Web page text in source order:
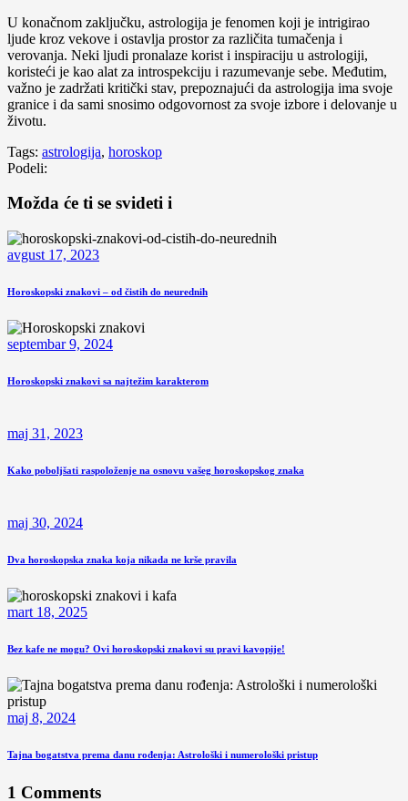
U konačnom zaključku, astrologija je fenomen koji je intrigirao
ljude kroz vekove i ostavlja prostor za različita tumačenja i
verovanja. Neki ljudi pronalaze korist i inspiraciju u astrologiji,
koristeći je kao alat za introspekciju i razumevanje sebe. Međutim,
važno je zadržati kritički stav, prepoznajući da astrologija ima svoje
granice i da sami snosimo odgovornost za svoje izbore i delovanje u
životu.
Tags: astrologija, horoskop
Podeli:
Možda će ti se svideti i
avgust 17, 2023
Horoskopski znakovi – od čistih do neurednih
septembar 9, 2024
Horoskopski znakovi sa najtežim karakterom
maj 31, 2023
Kako poboljšati raspoloženje na osnovu vašeg horoskopskog znaka
maj 30, 2024
Dva horoskopska znaka koja nikada ne krše pravila
mart 18, 2025
Bez kafe ne mogu? Ovi horoskopski znakovi su pravi kavopije!
maj 8, 2024
Tajna bogatstva prema danu rođenja: Astrološki i numerološki pristup
1 Comments